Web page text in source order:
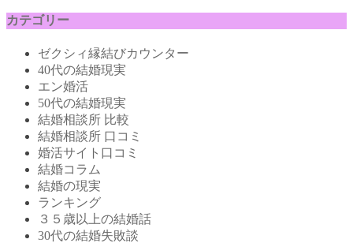
カテゴリー
ゼクシィ縁結びカウンター
40代の結婚現実
エン婚活
50代の結婚現実
結婚相談所 比較
結婚相談所 口コミ
婚活サイト口コミ
結婚コラム
結婚の現実
ランキング
３５歳以上の結婚話
30代の結婚失敗談